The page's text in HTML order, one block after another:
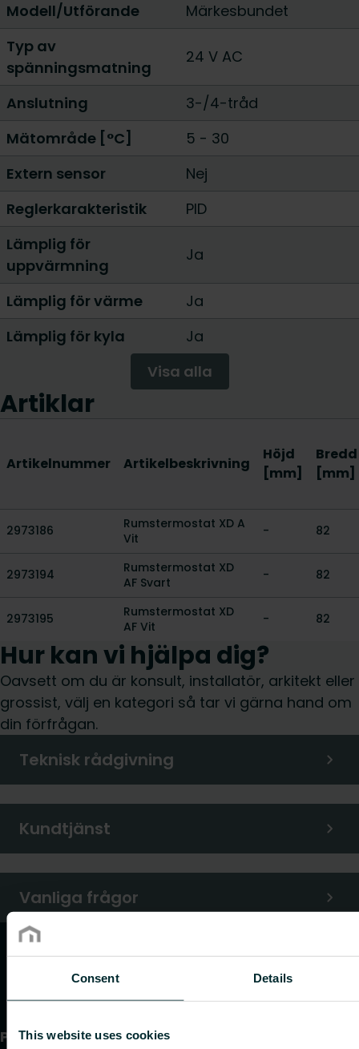
Consent Details
This website uses cookies
Modell/Utförande
Märkesbundet
Typ av
spänningsmatning
24 V AC
Anslutning
3-/4-tråd
Mätområde [°C]
5 - 30
Extern sensor
Nej
Reglerkarakteristik
PID
Lämplig för
uppvärmning
Ja
Lämplig för värme
Ja
Lämplig för kyla
Ja
Visa alla
Artiklar
Artikelnummer Artikelbeskrivning
Höjd
[mm]
Bredd
[mm]
2973186
Rumstermostat XD A
Vit
- 82
2973194
Rumstermostat XD
AF Svart
- 82
2973195
Rumstermostat XD
AF Vit
- 82
Hur kan vi hjälpa dig?
Oavsett om du är konsult, installatör, arkitekt eller
grossist, välj en kategori så tar vi gärna hand om
din förfrågan.
Teknisk rådgivning
Kundtjänst
Vanliga frågor
Produkter